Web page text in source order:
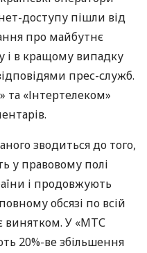
доступу пішли від
про майбутнє
і в кращому випадку
прес-служб.
та «Інтертелеком»
зводиться до того,
у правовому полі
і продовжують
обсязі по всій
винятком. У «МТС
20%-ве збільшення